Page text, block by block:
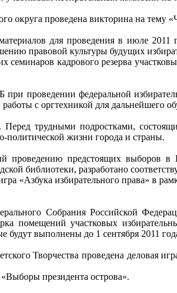
округа проведена викторина на тему
для проведения в июле
правовой культуры будущих
семинаров кадрового резерва
проведении федеральной
с оргтехникой для дальнейшего
трудными подростками,
жизни города и страны.
проведению предстоящих выборов в
библиотеки, разработано
«Азбука избирательного права» в
Собрания Российской
помещений участковых
будут выполнены до 1 сентября 2011
Творчества проведена деловая
президента острова».